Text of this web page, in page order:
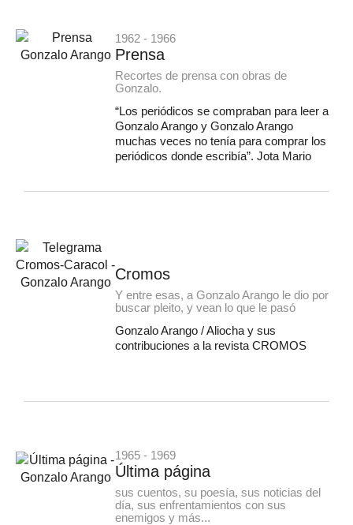
1962 - 1966
Prensa
Recortes de prensa con obras de
Gonzalo.
“Los periódicos se compraban para leer a
Gonzalo Arango y Gonzalo Arango
muchas veces no tenía para comprar los
periódicos donde escribía”. Jota Mario
Cromos
Y entre esas, a Gonzalo Arango le dio por
buscar pleito, y vean lo que le pasó
Gonzalo Arango / Aliocha y sus
contribuciones a la revista CROMOS
1965 - 1969
Última página
sus cuentos, su poesía, sus noticias del
día, sus enfrentamientos con sus
enemigos y más...